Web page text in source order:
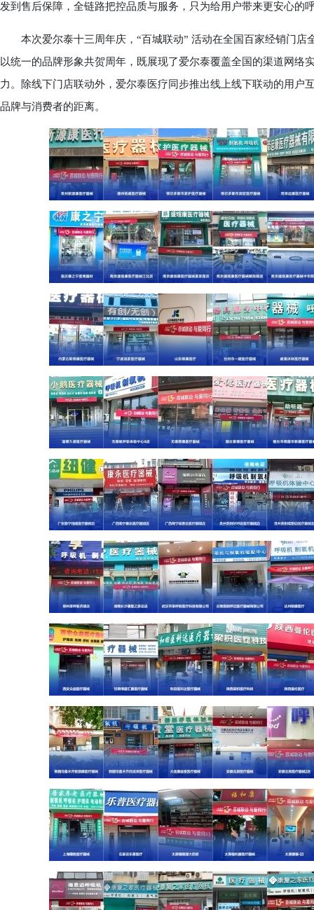
发到售后保障，全链路把控品质与服务，只为给用户带来更安心的
本次爱尔泰十三周年庆，“百城联动” 活动在全国百家经销门店
以统一的品牌形象共贺周年，既展现了爱尔泰覆盖全国的渠道网
力。除线下门店联动外，爱尔泰医疗同步推出线上线下联动的用户
品牌与消费者的距离。